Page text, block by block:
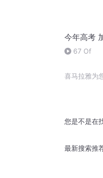
今年高考
67 Of
喜马拉雅为
您是不是在
最新搜索推